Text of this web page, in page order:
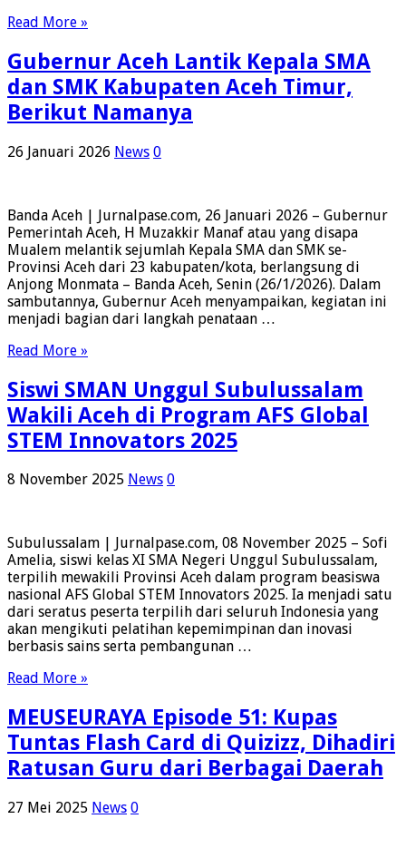
Read More »
Gubernur Aceh Lantik Kepala SMA
dan SMK Kabupaten Aceh Timur,
Berikut Namanya
26 Januari 2026 News 0
Banda Aceh | Jurnalpase.com, 26 Januari 2026 – Gubernur
Pemerintah Aceh, H Muzakkir Manaf atau yang disapa
Mualem melantik sejumlah Kepala SMA dan SMK se-
Provinsi Aceh dari 23 kabupaten/kota, berlangsung di
Anjong Monmata – Banda Aceh, Senin (26/1/2026). Dalam
sambutannya, Gubernur Aceh menyampaikan, kegiatan ini
menjadi bagian dari langkah penataan …
Read More »
Siswi SMAN Unggul Subulussalam
Wakili Aceh di Program AFS Global
STEM Innovators 2025
8 November 2025 News 0
Subulussalam | Jurnalpase.com, 08 November 2025 – Sofi
Amelia, siswi kelas XI SMA Negeri Unggul Subulussalam,
terpilih mewakili Provinsi Aceh dalam program beasiswa
nasional AFS Global STEM Innovators 2025. Ia menjadi satu
dari seratus peserta terpilih dari seluruh Indonesia yang
akan mengikuti pelatihan kepemimpinan dan inovasi
berbasis sains serta pembangunan …
Read More »
MEUSEURAYA Episode 51: Kupas
Tuntas Flash Card di Quizizz, Dihadiri
Ratusan Guru dari Berbagai Daerah
27 Mei 2025 News 0